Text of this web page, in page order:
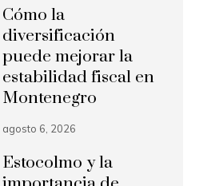
Cómo la
diversificación
puede mejorar la
estabilidad fiscal en
Montenegro
agosto 6, 2026
Estocolmo y la